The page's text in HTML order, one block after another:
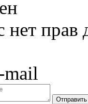
нет прав
mail